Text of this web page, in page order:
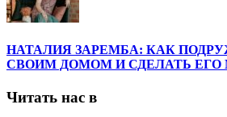
НАТАЛИЯ ЗАРЕМБА: КАК
СВОИМ ДОМОМ И СДЕЛАТЬ
Читать нас в